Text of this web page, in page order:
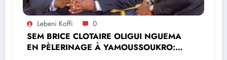
Lebeni Koffi 0
SEM BRICE CLOTAIRE OLIGUI NGUEMA
EN PÈLERINAGE À YAMOUSSOUKRO:LE